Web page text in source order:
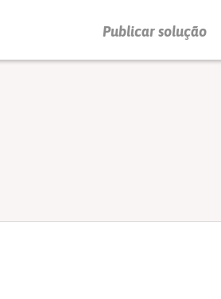
Publicar solução
PRESSIONE ENTER PARA PESQUISAR